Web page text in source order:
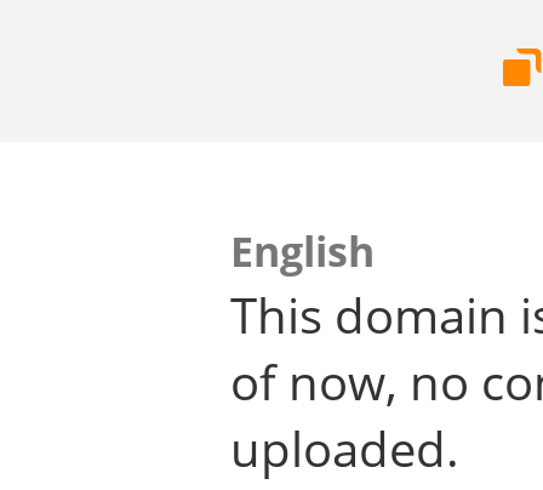
English
This domain
of now, no
uploaded.